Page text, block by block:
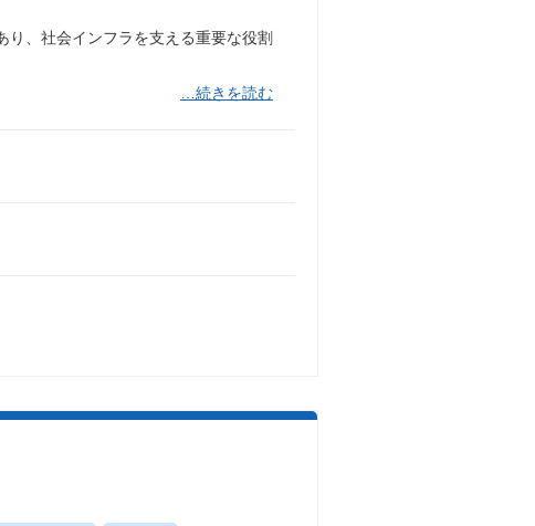
り、社会インフラを支える重要な役割
…続きを読む